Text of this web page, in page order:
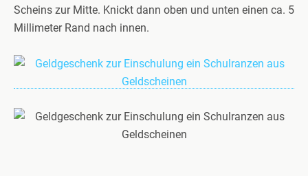
Scheins zur Mitte. Knickt dann oben und unten einen ca. 5
Millimeter Rand nach innen.